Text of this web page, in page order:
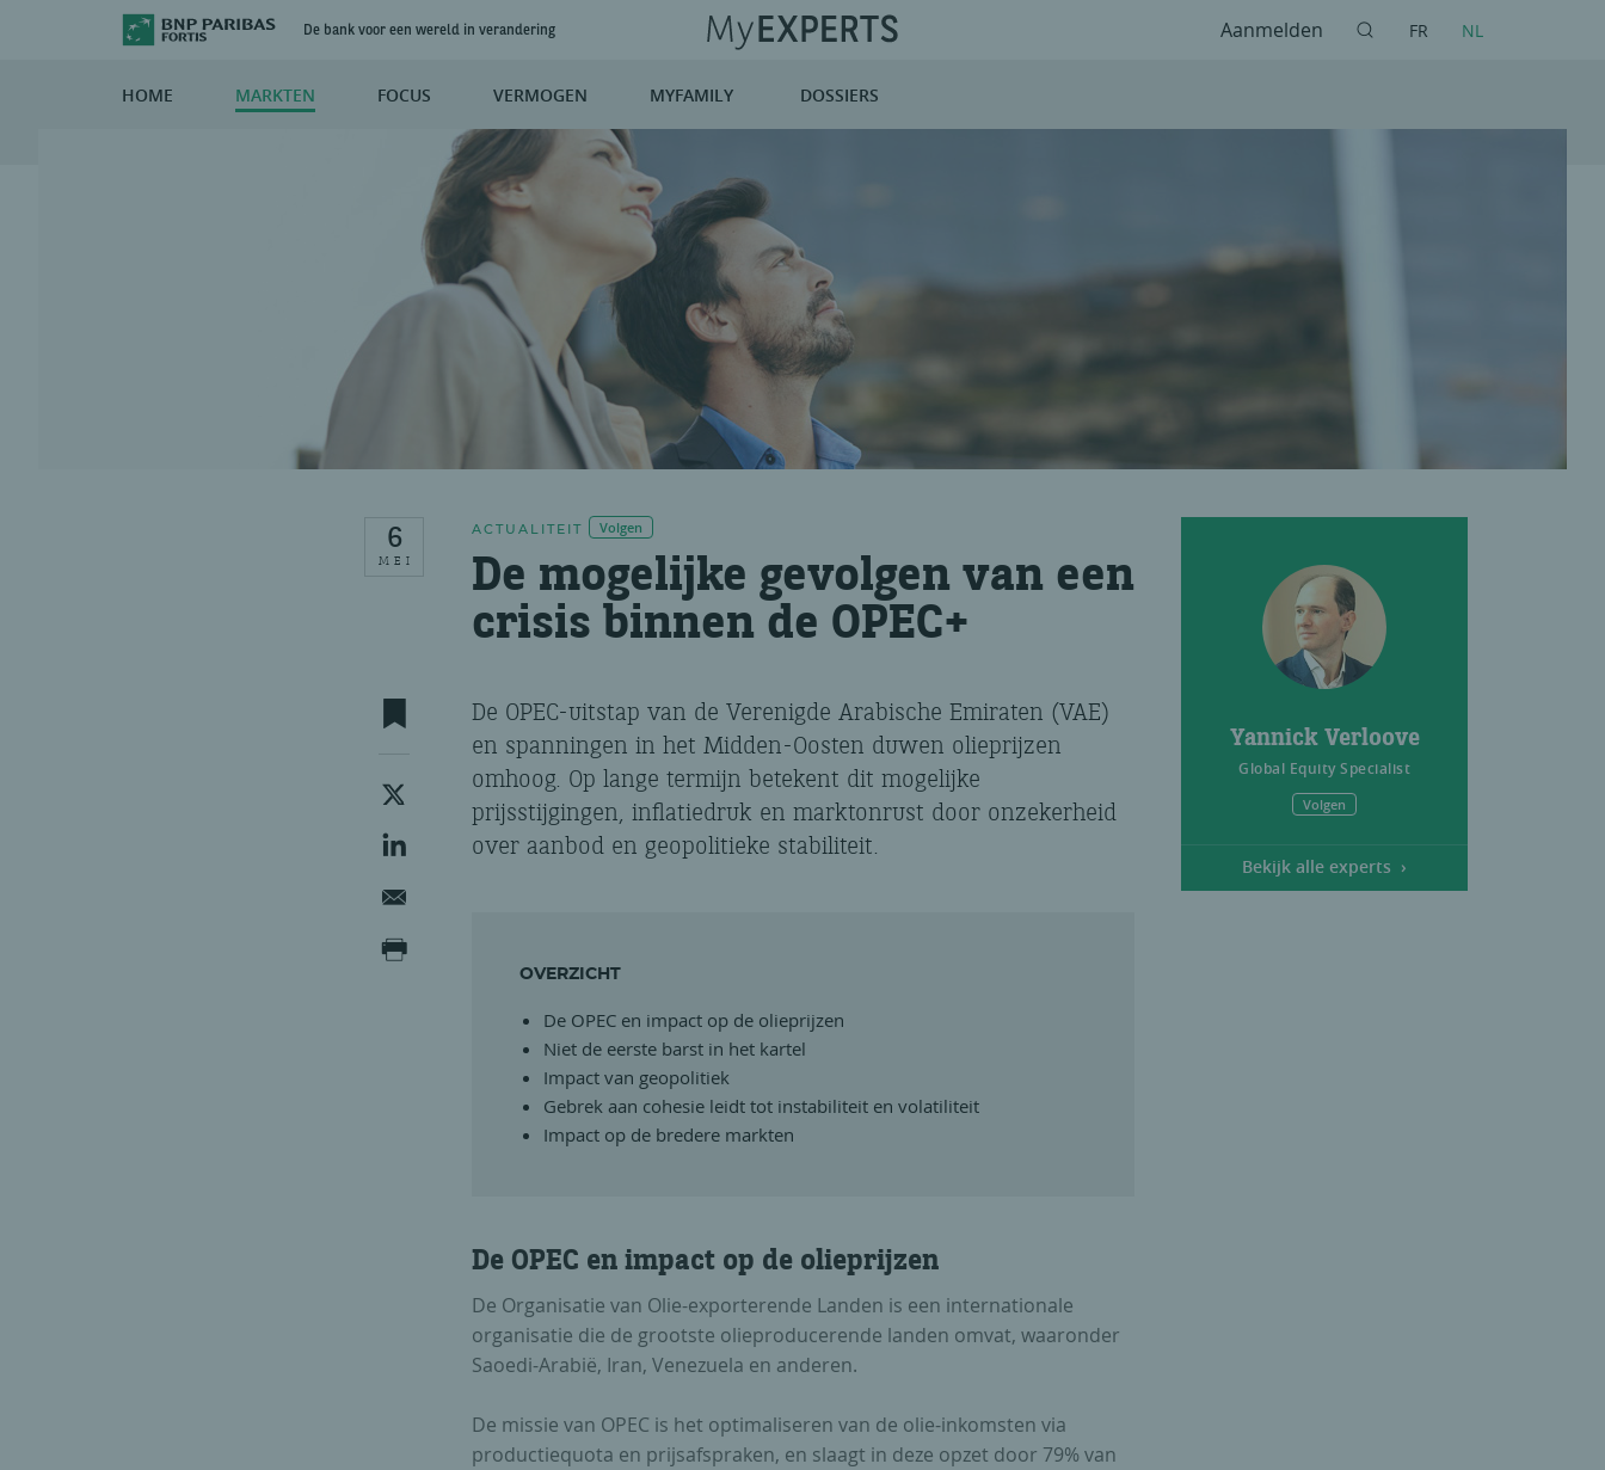
De bank voor een wereld in verandering Aanmelden FR NL
HOME MARKTEN FOCUS VERMOGEN MYFAMILY DOSSIERS
ACTUALITEIT Volgen
6
MEI
De mogelijke gevolgen van een
crisis binnen de OPEC+
Yannick Verloove
Global Equity Specialist
Volgen
Bekijk alle experts
De OPEC-uitstap van de Verenigde Arabische Emiraten (VAE)
en spanningen in het Midden-Oosten duwen olieprijzen
omhoog. Op lange termijn betekent dit mogelijke
prijsstijgingen, inflatiedruk en marktonrust door onzekerheid
over aanbod en geopolitieke stabiliteit.
OVERZICHT
De OPEC en impact op de olieprijzen
Niet de eerste barst in het kartel
Impact van geopolitiek
Gebrek aan cohesie leidt tot instabiliteit en volatiliteit
Impact op de bredere markten
De OPEC en impact op de olieprijzen
De Organisatie van Olie-exporterende Landen is een internationale
organisatie die de grootste olieproducerende landen omvat, waaronder
Saoedi-Arabië, Iran, Venezuela en anderen.
De missie van OPEC is het optimaliseren van de olie-inkomsten via
productiequota en prijsafspraken, en slaagt in deze opzet door 79% van